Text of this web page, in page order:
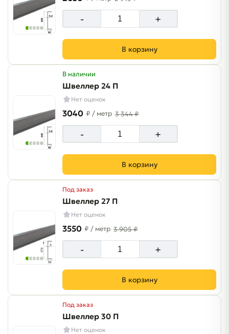
- +
В корзину
В наличии
Швеллер 24 П
Нет оценок
3040 ₽ / метр 3 344 ₽
- +
В корзину
Под заказ
Швеллер 27 П
Нет оценок
3550 ₽ / метр 3 905 ₽
- +
В корзину
Под заказ
Швеллер 30 П
Нет оценок